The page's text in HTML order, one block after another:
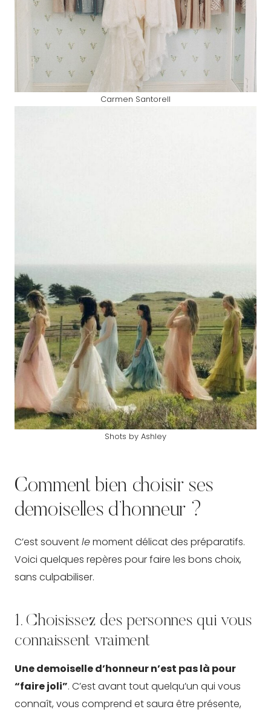
Carmen Santorell
Shots by Ashley
Comment bien choisir ses
demoiselles d’honneur ?
C’est souventlemoment délicat des préparatifs.
Voici quelques repères pour faire les bons choix,
sans culpabiliser.
1. Choisissez des personnes qui vous
connaissent vraiment
Une demoiselle d’honneur n’est pas là pour
“faire joli”. C’est avant tout quelqu’un qui vous
connaît, vous comprend et saura être présente,